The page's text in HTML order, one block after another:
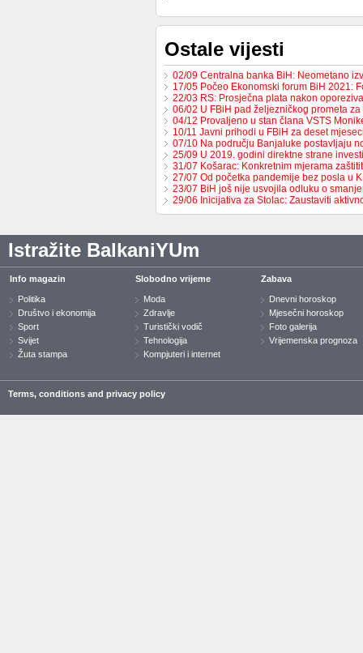
Ostale vijesti
02/09 Centralna banka BiH: Neometano
17/05 Počeo Ekonomski forum BiH 2021:
22/03 RS: Prosječna plata nakon
06/02 U FBiH pad željezničkog prometa
04/12 Provaljeno u stan člana VSTS
10/11 Javni prihodi u FBiH za deset
07/10 Na području Banjaluke postavljaju
25/09 U 2019. godini direktne strane
31/07 Košarac: Konkretnim mjerama
27/07 Od početka pandemije bez posla u
23/07 BiH još nije usvojila odluku o
29/06 Inicijativa za Stolac: Zaustaviti
Istražite BalkaniYUm
Info magazin
Politika
Društvo i ekonomija
Sport
Svijet
Žuta stampa
Slobodno vrijeme
Moda
Zdravlje
Turistički vodič
Tehnologija
Kompjuteri i internet
Zabava
Dnevni horoskop
Mjesečni horoskop
Foto galerija
Vrijemenska prognoza
Terms, conditions and privacy policy